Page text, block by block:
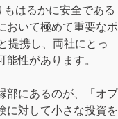
はるかに安全である
おいて極めて重要なポ
提携し、両社にとっ
性があります。
部にあるのが、「オプ
に対して小さな投資を